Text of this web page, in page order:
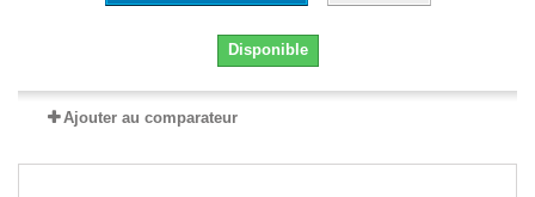
Disponible
Ajouter au comparateur